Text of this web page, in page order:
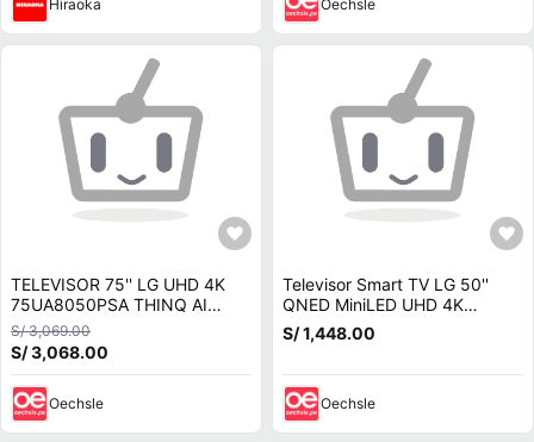
Hiraoka Oechsle
TELEVISOR 75'' LG UHD 4K
75UA8050PSA THINQ AI
S/ 3,069.00
S/ 3,068.00
Oechsle
Televisor Smart TV LG 50''
QNED MiniLED UHD 4K
50QNED70BSA 2026 - Ant -
Rack Fijo
S/ 1,448.00
Oechsle